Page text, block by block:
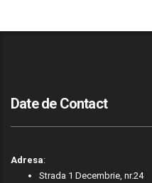
Date de Contact
Adresa:
Strada 1 Decembrie, nr.24